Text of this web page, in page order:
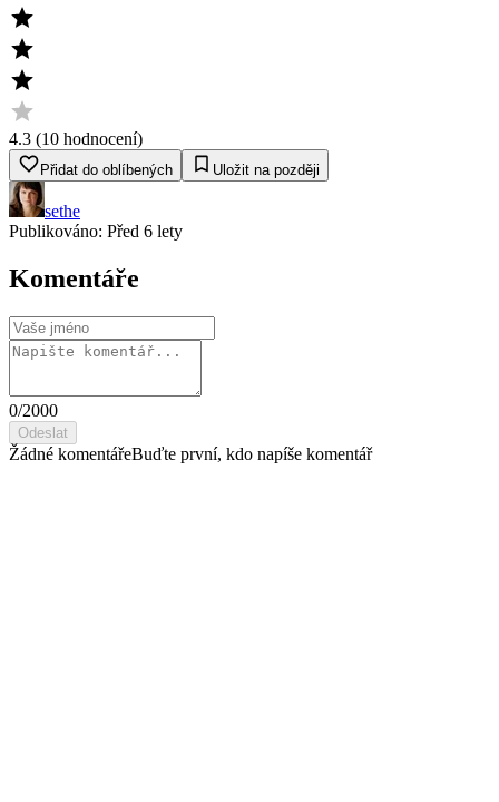
4.3 (10 hodnocení)
Přidat do oblíbených Uložit na později
sethe
Publikováno: Před 6 lety
Komentáře
0/2000
Odeslat
Žádné komentářeBuďte první, kdo napíše komentář